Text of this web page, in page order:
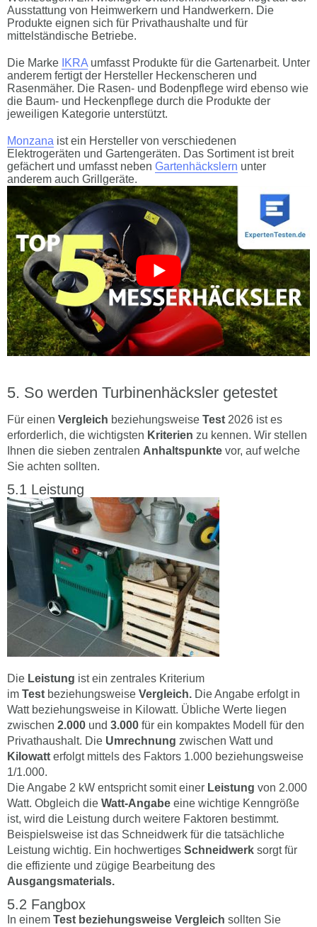
Ausstattung von Heimwerkern und Handwerkern. Die
Produkte eignen sich für Privathaushalte und für
mittelständische Betriebe.
Die Marke IKRA umfasst Produkte für die Gartenarbeit. Unter
anderem fertigt der Hersteller Heckenscheren und
Rasenmäher. Die Rasen- und Bodenpflege wird ebenso wie
die Baum- und Heckenpflege durch die Produkte der
jeweiligen Kategorie unterstützt.
Monzana ist ein Hersteller von verschiedenen
Elektrogeräten und Gartengeräten. Das Sortiment ist breit
gefächert und umfasst neben Gartenhäckslern unter
anderem auch Grillgeräte.
So werden Turbinenhäcksler getestet
Für einen Vergleich beziehungsweise Test 2026 ist es
erforderlich, die wichtigsten Kriterien zu kennen. Wir stellen
Ihnen die sieben zentralen Anhaltspunkte vor, auf welche
Sie achten sollten.
Leistung
Die Leistung ist ein zentrales Kriterium
im Test beziehungsweise Vergleich. Die Angabe erfolgt in
Watt beziehungsweise in Kilowatt. Übliche Werte liegen
zwischen 2.000 und 3.000 für ein kompaktes Modell für den
Privathaushalt. Die Umrechnung zwischen Watt und
Kilowatt erfolgt mittels des Faktors 1.000 beziehungsweise
1/1.000.
Die Angabe 2 kW entspricht somit einer Leistung von 2.000
Watt. Obgleich die Watt-Angabe eine wichtige Kenngröße
ist, wird die Leistung durch weitere Faktoren bestimmt.
Beispielsweise ist das Schneidwerk für die tatsächliche
Leistung wichtig. Ein hochwertiges Schneidwerk sorgt für
die effiziente und zügige Bearbeitung des
Ausgangsmaterials.
Fangbox
In einem Test beziehungsweise Vergleich sollten Sie